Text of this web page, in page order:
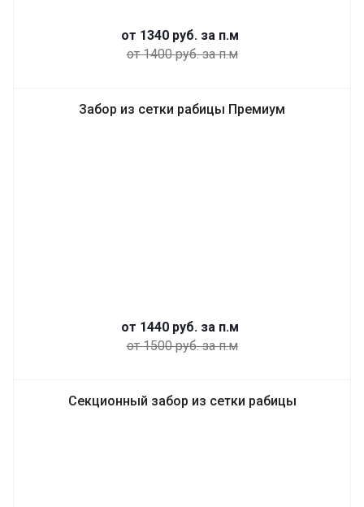
от 1340 руб. за п.м
от 1400 руб. за п.м
Забор из сетки рабицы Премиум
от 1440 руб. за п.м
от 1500 руб. за п.м
Секционный забор из сетки рабицы